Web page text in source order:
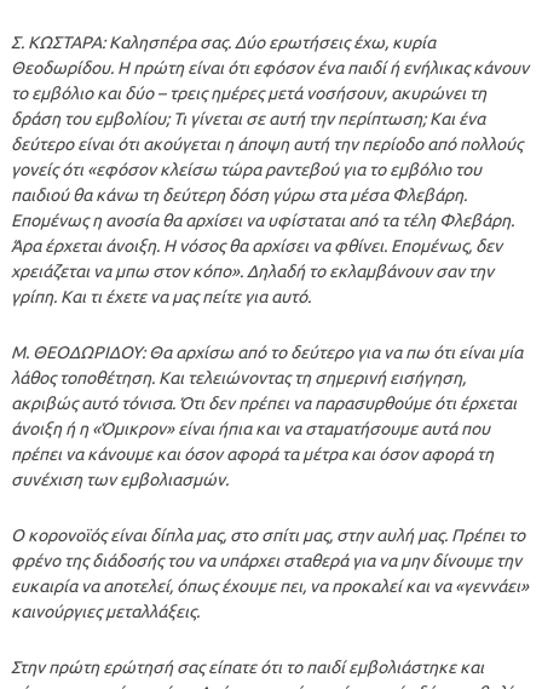
Σ. ΚΩΣΤΑΡΑ: Καλησπέρα σας. Δύο ερωτήσεις έχω, κυρία
Θεοδωρίδου. Η πρώτη είναι ότι εφόσον ένα παιδί ή ενήλικας κάνουν
το εμβόλιο και δύο – τρεις ημέρες μετά νοσήσουν, ακυρώνει τη
δράση του εμβολίου; Τι γίνεται σε αυτή την περίπτωση; Και ένα
δεύτερο είναι ότι ακούγεται η άποψη αυτή την περίοδο από πολλούς
γονείς ότι «εφόσον κλείσω τώρα ραντεβού για το εμβόλιο του
παιδιού θα κάνω τη δεύτερη δόση γύρω στα μέσα Φλεβάρη.
Επομένως η ανοσία θα αρχίσει να υφίσταται από τα τέλη Φλεβάρη.
Άρα έρχεται άνοιξη. Η νόσος θα αρχίσει να φθίνει. Επομένως, δεν
χρειάζεται να μπω στον κόπο». Δηλαδή το εκλαμβάνουν σαν την
γρίπη. Και τι έχετε να μας πείτε για αυτό.
Μ. ΘΕΟΔΩΡΙΔΟΥ: Θα αρχίσω από το δεύτερο για να πω ότι είναι μία
λάθος τοποθέτηση. Και τελειώνοντας τη σημερινή εισήγηση,
ακριβώς αυτό τόνισα. Ότι δεν πρέπει να παρασυρθούμε ότι έρχεται
άνοιξη ή η «Όμικρον» είναι ήπια και να σταματήσουμε αυτά που
πρέπει να κάνουμε και όσον αφορά τα μέτρα και όσον αφορά τη
συνέχιση των εμβολιασμών.
Ο κορονοϊός είναι δίπλα μας, στο σπίτι μας, στην αυλή μας. Πρέπει το
φρένο της διάδοσής του να υπάρχει σταθερά για να μην δίνουμε την
ευκαιρία να αποτελεί, όπως έχουμε πει, να προκαλεί και να «γεννάει»
καινούργιες μεταλλάξεις.
Στην πρώτη ερώτησή σας είπατε ότι το παιδί εμβολιάστηκε και